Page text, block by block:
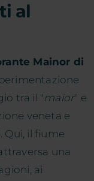
al
Mainor di
tra il "maior" e
veneta e
Qui, il fiume
una
ai